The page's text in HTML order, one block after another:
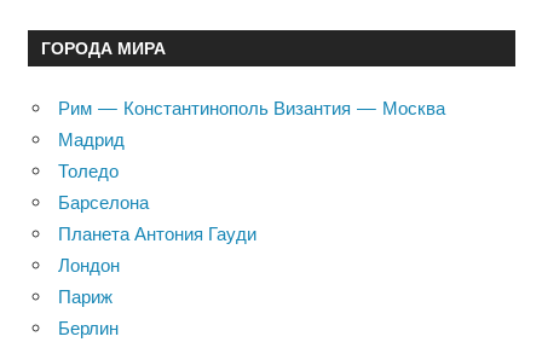
ГОРОДА МИРА
Рим — Константинополь Византия — Москва
Мадрид
Толедо
Барселона
Планета Антония Гауди
Лондон
Париж
Берлин